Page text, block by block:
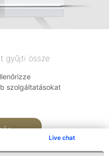
Live chat
gyűjti össze
szolgáltatásokat